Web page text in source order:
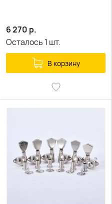
6 270 р.
Осталось 1 шт.
В корзину